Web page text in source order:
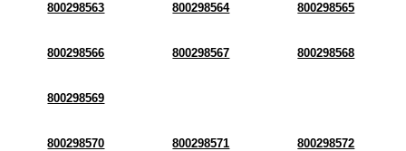
800298563 800298564 800298565
800298566 800298567 800298568
800298569
800298570 800298571 800298572